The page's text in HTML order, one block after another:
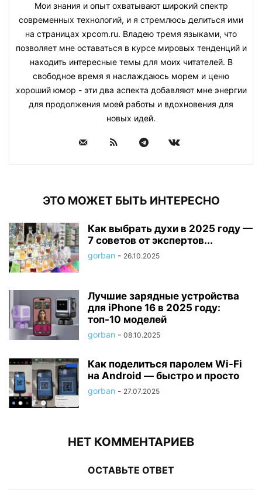
Мои знания и опыт охватывают широкий спектр
современных технологий, и я стремлюсь делиться ими
на страницах xpcom.ru. Владею тремя языками, что
позволяет мне оставаться в курсе мировых тенденций и
находить интересные темы для моих читателей. В
свободное время я наслаждаюсь морем и ценю
хороший юмор - эти два аспекта добавляют мне энергии
для продолжения моей работы и вдохновения для
новых идей.
ЭТО МОЖЕТ БЫТЬ ИНТЕРЕСНО
Как выбрать духи в 2025 году —
7 советов от экспертов...
gorban - 26.10.2025
Лучшие зарядные устройства
для iPhone 16 в 2025 году:
топ-10 моделей
gorban - 08.10.2025
Как поделиться паролем Wi-Fi
на Android — быстро и просто
gorban - 27.07.2025
НЕТ КОММЕНТАРИЕВ
ОСТАВЬТЕ ОТВЕТ